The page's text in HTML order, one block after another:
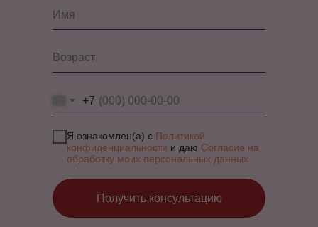
+7
Я ознакомлен(а) с Политикой
конфиденциальности и даю Согласие на
обработку моих персональных данных
Получить консультацию